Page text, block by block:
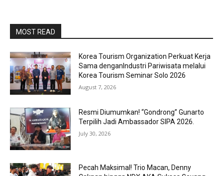
MOST READ
Korea Tourism Organization Perkuat Kerja
Sama denganIndustri Pariwisata melalui
Korea Tourism Seminar Solo 2026
August 7, 2026
Resmi Diumumkan! “Gondrong” Gunarto
Terpilih Jadi Ambassador SIPA 2026.
July 30, 2026
Pecah Maksimal! Trio Macan, Denny